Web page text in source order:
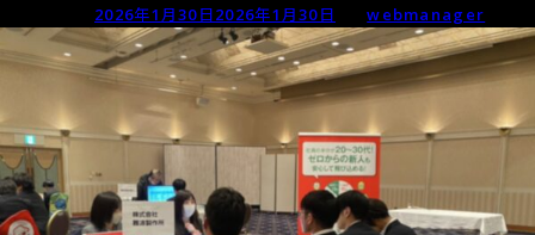
祝）
仕
事
研
究
フ
タ
2026年1月30日2026年1月30日 bywebmanager